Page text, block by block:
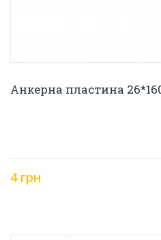
Анкерна пластина
4 грн